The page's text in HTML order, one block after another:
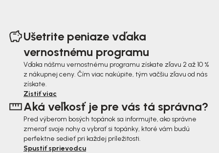
Ušetrite peniaze vďaka
vernostnému programu
Vďaka nášmu vernostnému programu získate zľavu 2 až 10 %
z nákupnej ceny. Čím viac nakúpite, tým väčšiu zľavu od nás
získate.
Zistiť viac
Aká veľkosť je pre vás tá správna?
Pred výberom bosých topánok sa informujte, ako správne
zmerať svoje nohy a vybrať si topánky, ktoré vám budú
perfektne sedieť pri každej príležitosti.
Spustiť sprievodcu